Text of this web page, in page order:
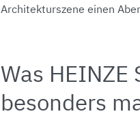
Architekturszene einen
Was HEINZE
besonders